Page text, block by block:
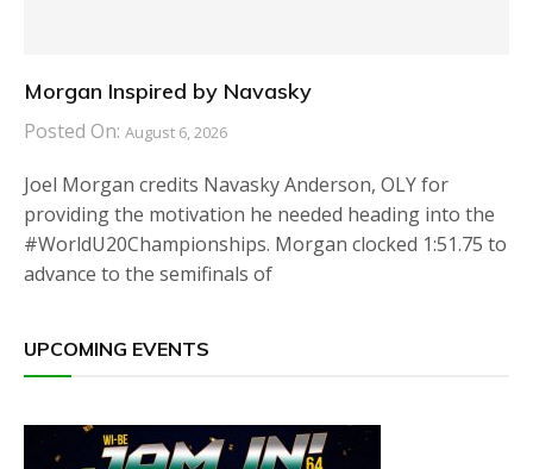
Morgan Inspired by Navasky
Posted On: August 6, 2026
Joel Morgan credits Navasky Anderson, OLY for
providing the motivation he needed heading into the
#WorldU20Championships. Morgan clocked 1:51.75 to
advance to the semifinals of
UPCOMING EVENTS